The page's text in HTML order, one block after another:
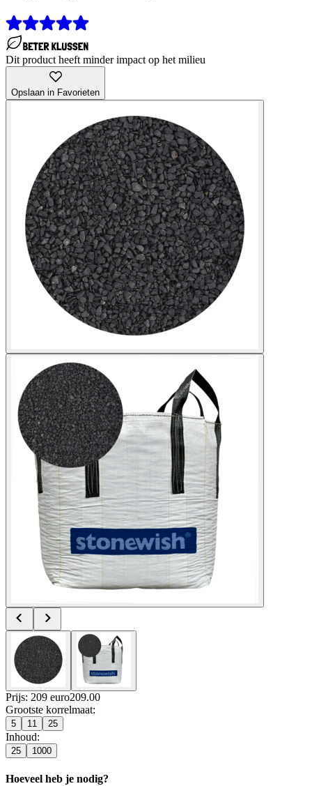
Dit product heeft minder impact op het milieu
Opslaan in Favorieten
Prijs: 209 euro209.00
Grootste korrelmaat:
5 11 25
Inhoud:
25 1000
Hoeveel heb je nodig?